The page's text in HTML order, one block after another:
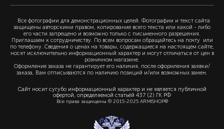
Все фотографии для демонстрационных целей. Фотографии и текст сайта
защищены авторскими правом, копирование всего текста или какой - либо
его части запрещено и возможно только с письменного разрешения.
Приглашаем к сотрудничеству. По всем вопросам обращайтесь на почту или
по телефону. Сведения о ценах на товары, содержащиеся на настоящем сайте,
носят исключительно информационный характер и могут отличаться от цен в
розничном магазине.
Оформление заказа не гарантирует его наличия, после оформления заявки/
заказа, Вам отписываются по наличию позиций и/или возможных замен.
Сайт носит сугубо информационный характер и не является публичной
офертой, определяемой статьёй 437 (2) ГК РФ
Все права защищены © 2015-2025 ARMISHOP®